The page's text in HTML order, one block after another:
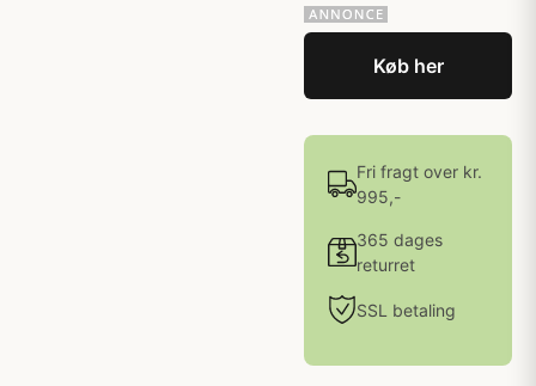
Køb her
Fri fragt over kr.
995,-
365 dages
returret
SSL betaling